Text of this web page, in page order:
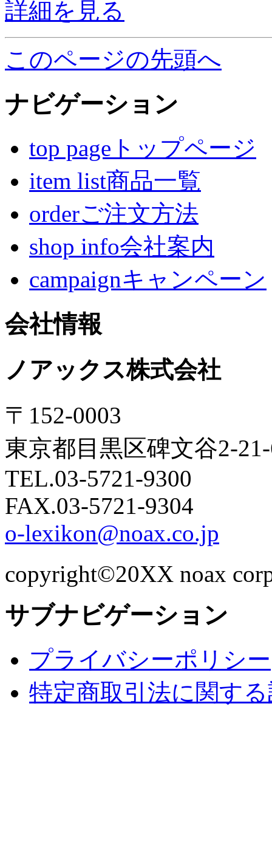
詳細を見る
このページの先頭へ
ナビゲーション
top pageトップページ
item list商品一覧
orderご注文方法
shop info会社案内
campaignキャンペーン
会社情報
ノアックス株式会社
〒152-0003
東京都目黒区碑文谷2-
TEL.03-5721-9300
FAX.03-5721-9304
o-lexikon@noax.co.jp
copyright©20XX noax
サブナビゲーション
プライバシーポリシー
特定商取引法に関す